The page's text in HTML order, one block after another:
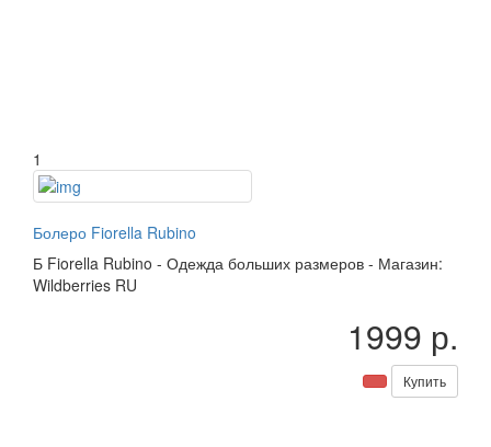
1
Болеро Fiorella Rubino
Б Fiorella Rubino - Одежда больших размеров - Магазин:
Wildberries RU
1999 р.
Купить